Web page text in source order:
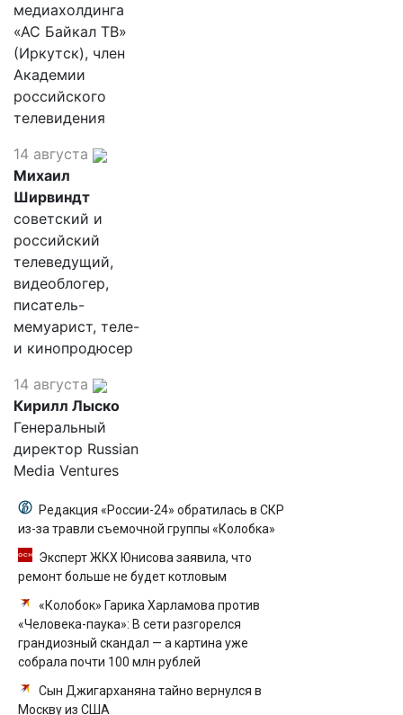
медиахолдинга
«АС Байкал ТВ»
(Иркутск), член
Академии
российского
телевидения
14 августа
Михаил
Ширвиндт
советский и
российский
телеведущий,
видеоблогер,
писатель-
мемуарист, теле-
и кинопродюсер
14 августа
Кирилл Лыско
Генеральный
директор Russian
Media Ventures
Редакция «России-24» обратилась в СКР
из-за травли съемочной группы «Колобка»
Эксперт ЖКХ Юнисова заявила, что
ремонт больше не будет котловым
«Колобок» Гарика Харламова против
«Человека-паука»: В сети разгорелся
грандиозный скандал — а картина уже
собрала почти 100 млн рублей
Сын Джигарханяна тайно вернулся в
Москву из США